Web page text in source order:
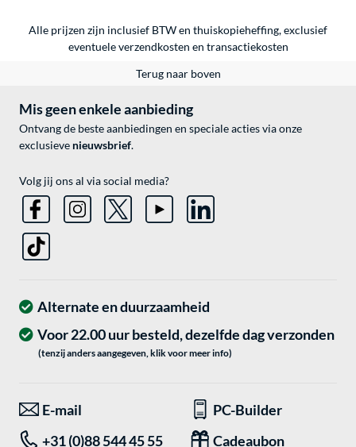
Alle prijzen zijn inclusief BTW en thuiskopieheffing, exclusief
eventueleverzendkosten en transactiekosten
Terug naar boven
Mis geen enkele aanbieding
Ontvang de beste aanbiedingen en speciale acties via onze
exclusieve nieuwsbrief.
Volg jij ons al via social media?
Alternate en duurzaamheid
Voor 22.00 uur besteld, dezelfde dag verzonden
(tenzij anders aangegeven, klik voor meer info)
E-mail
PC-Builder
+31 (0)88 544 45 55
Cadeaubon